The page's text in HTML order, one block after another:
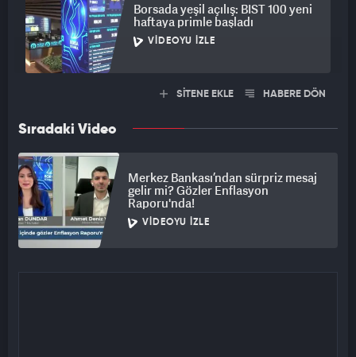
Borsada yeşil açılış: BIST 100 yeni
haftaya primle başladı
VIDEOYU İZLE
SİTENE EKLE HABERE DÖN
Sıradaki Video
Merkez Bankası’ndan sürpriz mesaj
gelir mi? Gözler Enflasyon
Raporu'nda!
VIDEOYU İZLE